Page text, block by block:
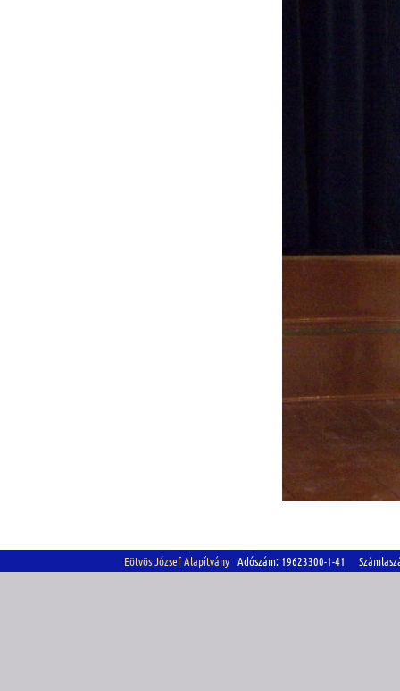
Eötvös József Alapítvány Adószám: 19623300-1-41